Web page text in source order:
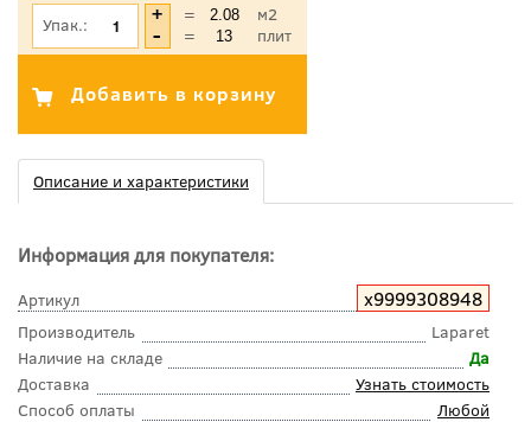
Упак.: =
м2
=
плит
Описание и характеристики
Информация для покупателя:
Артикул х9999308948
Производитель
Laparet
Наличие на складе
Да
Доставка
Узнать стоимость
Способ оплаты
Любой